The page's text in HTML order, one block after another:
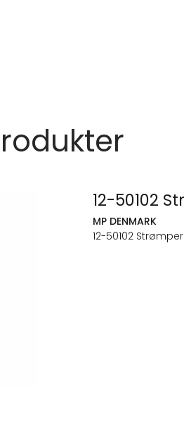
12-50102
MP DENMARK
12-50102 Strømper